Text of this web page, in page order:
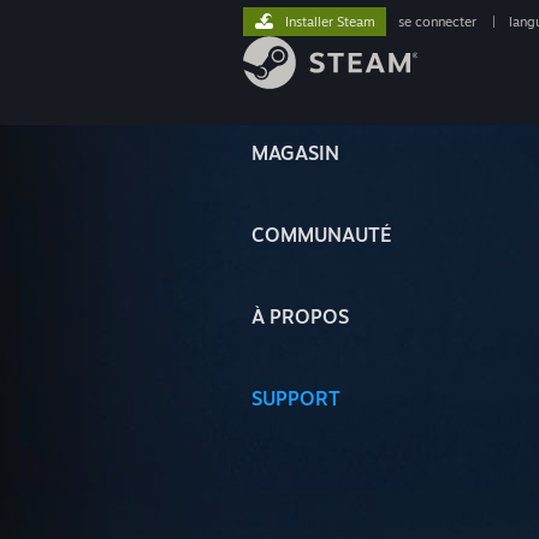
MAGASIN
COMMUNAUTÉ
À PROPOS
SUPPORT
Installer Steam se connecter